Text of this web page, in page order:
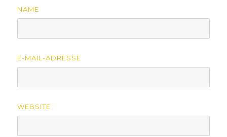
NAME
E-MAIL-ADRESSE
WEBSITE